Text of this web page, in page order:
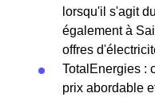
lorsqu'il s'agit
également à
offres
TotalEnergies :
prix abordable